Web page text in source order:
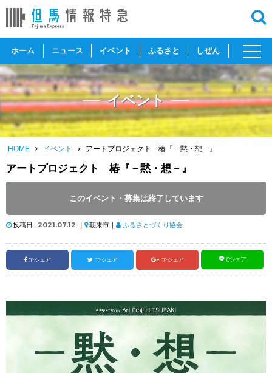
ホーム ニュース イベント ふるさと しぜん
toggle
イベント
HOME イベント アートプロジェクト 椿『－黙・想－』
アートプロジェクト 椿『－黙・想－』
このイベント・募集は終了しています
開催時間 : 10:00 ～ 17:00
投稿日 : 2021.07.12 ｜ 朝来市｜ ふるさとづくり協会
でシェア でシェア でシェア でシェア